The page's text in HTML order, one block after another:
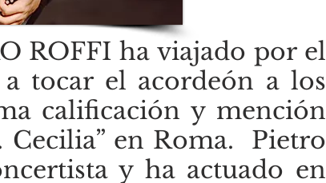
ROFFI ha viajado por el
tocar el acordeón a los
calificación y mención
Cecilia” en Roma. Pietro
y ha actuado en